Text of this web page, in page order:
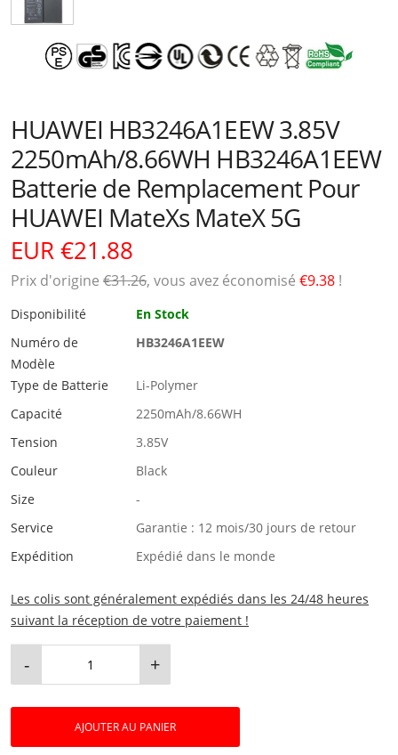
HUAWEI HB3246A1EEW 3.85V
2250mAh/8.66WH HB3246A1EEW
Batterie de Remplacement Pour
HUAWEI MateXs MateX 5G
EUR €21.88
Prix ​​d'origine €31.26, vous avez économisé €9.38 !
Disponibilité
En Stock
Numéro de
Modèle
HB3246A1EEW
Type de Batterie
Li-Polymer
Capacité
2250mAh/8.66WH
Tension
3.85V
Couleur
Black
Size
-
Service
Garantie : 12 mois/30 jours de retour
Expédition
Expédié dans le monde
Les colis sont généralement expédiés dans les 24/48 heures
suivant la réception de votre paiement !
- +
AJOUTER AU PANIER